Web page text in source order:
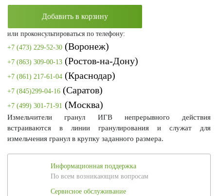
Добавить в корзину
или проконсультироваться по телефону:
+7 (473) 229-52-30 (Воронеж)
+7 (863) 309-00-13 (Ростов-на-Дону)
+7 (861) 217-61-04 (Краснодар)
+7 (845)299-04-16 (Саратов)
+7 (499) 301-71-91 (Москва)
Измельчители гранул ИГВ непрерывного действия
встраиваются в линии гранулирования и служат для
измельчения гранул в крупку заданного размера.
Информационная поддержка
По всем возникающим вопросам
Сервисное обслуживание